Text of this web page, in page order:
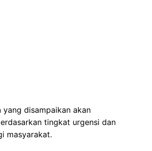
yang disampaikan akan
tingkat urgensi dan
masyarakat.